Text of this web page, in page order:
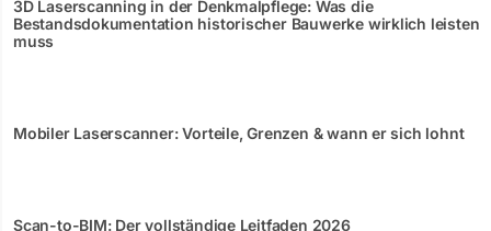
3D Laserscanning in der Denkmalpflege: Was die
Bestandsdokumentation historischer Bauwerke wirklich leisten
muss
Mobiler Laserscanner: Vorteile, Grenzen & wann er sich lohnt
Scan-to-BIM: Der vollständige Leitfaden 2026